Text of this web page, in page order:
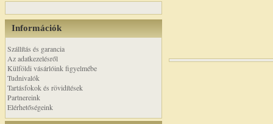
Információk
Szállítás és garancia
Az adatkezelésről
Külföldi vásárlóink figyelmébe
Tudnivalók
Tartásfokok és rövidítések
Partnereink
Elérhetőségeink